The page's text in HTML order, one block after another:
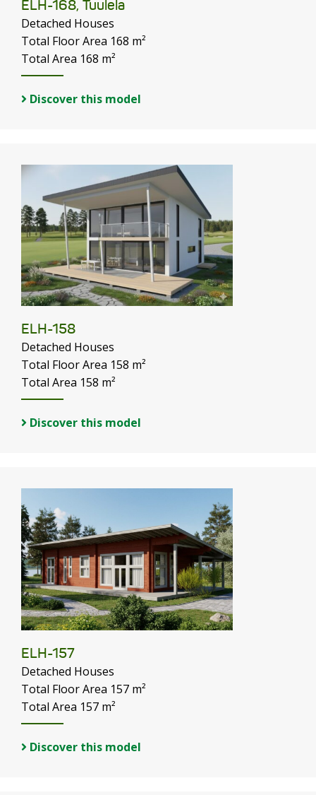
ELH-168, Tuulela
Detached Houses
Total Floor Area 168 m²
Total Area 168 m²
Discover this model
ELH-158
Detached Houses
Total Floor Area 158 m²
Total Area 158 m²
Discover this model
ELH-157
Detached Houses
Total Floor Area 157 m²
Total Area 157 m²
Discover this model